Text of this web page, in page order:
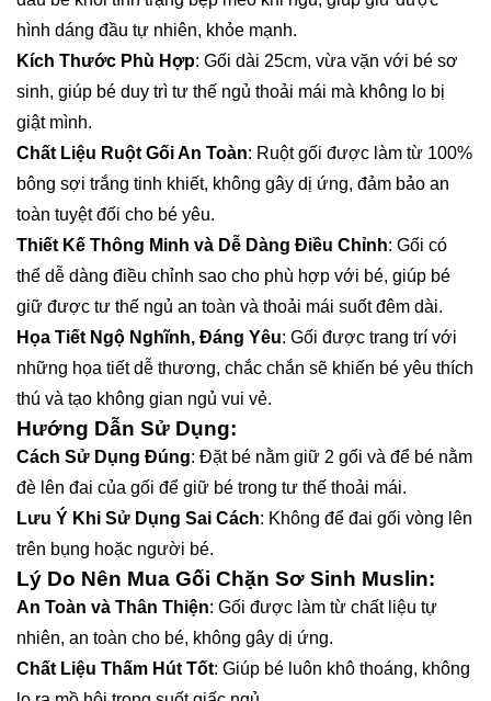
hình dáng đầu tự nhiên, khỏe mạnh.
Kích Thước Phù Hợp: Gối dài 25cm, vừa vặn với bé sơ
sinh, giúp bé duy trì tư thế ngủ thoải mái mà không lo bị
giật mình.
Chất Liệu Ruột Gối An Toàn: Ruột gối được làm từ 100%
bông sợi trắng tinh khiết, không gây dị ứng, đảm bảo an
toàn tuyệt đối cho bé yêu.
Thiết Kế Thông Minh và Dễ Dàng Điều Chỉnh: Gối có
thể dễ dàng điều chỉnh sao cho phù hợp với bé, giúp bé
giữ được tư thế ngủ an toàn và thoải mái suốt đêm dài.
Họa Tiết Ngộ Nghĩnh, Đáng Yêu: Gối được trang trí với
những họa tiết dễ thương, chắc chắn sẽ khiến bé yêu thích
thú và tạo không gian ngủ vui vẻ.
Hướng Dẫn Sử Dụng:
Cách Sử Dụng Đúng: Đặt bé nằm giữ 2 gối và để bé nằm
đè lên đai của gối để giữ bé trong tư thế thoải mái.
Lưu Ý Khi Sử Dụng Sai Cách: Không để đai gối vòng lên
trên bụng hoặc người bé.
Lý Do Nên Mua Gối Chặn Sơ Sinh Muslin:
An Toàn và Thân Thiện: Gối được làm từ chất liệu tự
nhiên, an toàn cho bé, không gây dị ứng.
Chất Liệu Thấm Hút Tốt: Giúp bé luôn khô thoáng, không